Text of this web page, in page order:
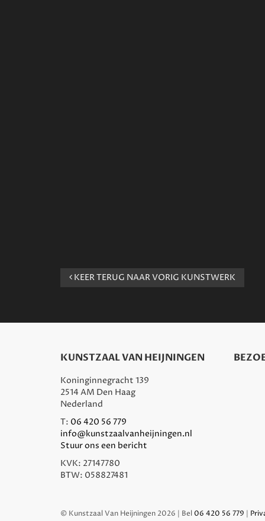
KEER TERUG NAAR VORIG KUNSTWERK
KUNSTZAAL VAN HEIJNINGEN
Koninginnegracht 139
2514 AM Den Haag
Nederland
T: 06 420 56 779
info@kunstzaalvanheijningen.nl
Stuur ons een bericht
KVK: 27147780
BTW: 058827481
© Kunstzaal Van Heijningen 2026 | Bel 06 420 56 779 |